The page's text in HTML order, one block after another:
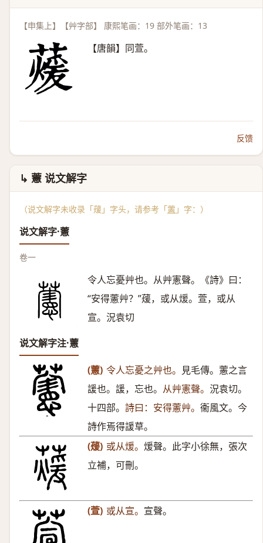
【申集上】【艸字部】 康熙笔画：19 部外笔画：13
【唐韻】同萱。
反馈
↳ 藼 说文解字
（说文解字未收录「蕿」字头，请参考「藼 」字：）
说文解字·藼
卷一
令人忘憂艸也。从艸憲聲。《詩》曰：
“安得藼艸？”蕿，或从煖。萱，或从
宣。況袁切
说文解字注·藼
(藼) 令人忘憂之艸也。 見毛傳。藼之言
諼也。諼，忘也。 从艸憲聲。 況袁切。
十四部。 詩曰：安得藼艸。 衞風文。今
詩作焉得諼草。
(蕿) 或从煖。 煖聲。此字小徐無，張次
立補，可刪。
(萱) 或从宣。 宣聲。